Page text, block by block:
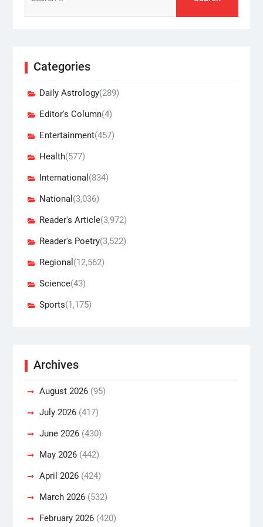
Categories
Daily Astrology(289)
Editor's Column(4)
Entertainment(457)
Health(577)
International (834)
National (3,036)
Reader's Article(3,972)
Reader's Poetry(3,522)
Regional (12,562)
Science(43)
Sports(1,175)
Archives
August 2026(95)
July 2026(417)
June 2026(430)
May 2026(442)
April 2026(424)
March 2026(532)
February 2026(420)